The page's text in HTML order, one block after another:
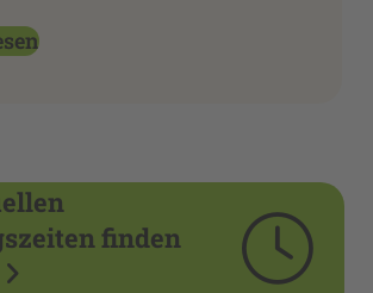
finden